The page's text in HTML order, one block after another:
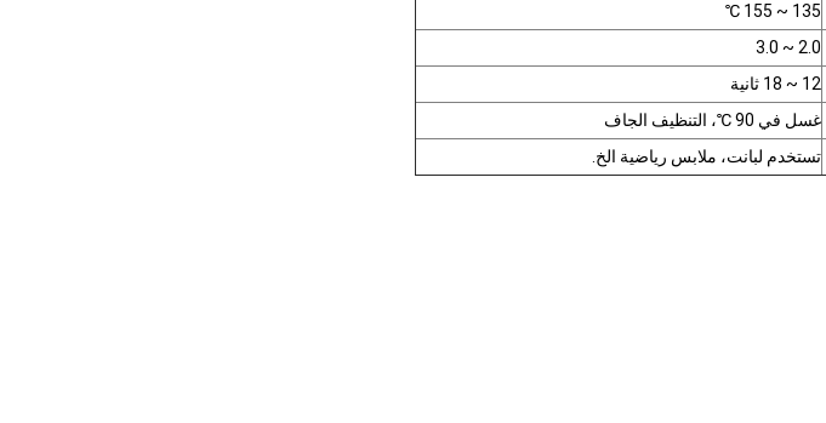
135 ~ 155 ℃
2.0 ~ 3.0
12 ~ 18 ثانية
غسل في 90 ℃، التنظيف الجاف
تستخدم لبانت، ملابس رياضية الخ.